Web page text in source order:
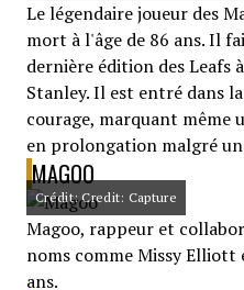
Le légendaire joueur des
mort à l'âge de 86 ans. Il
dernière édition des Leafs
Stanley. Il est entré dans
courage, marquant même
en prolongation malgré
MAGOO
Crédit: Credit: Capture
Magoo, rappeur et
noms comme Missy
ans.